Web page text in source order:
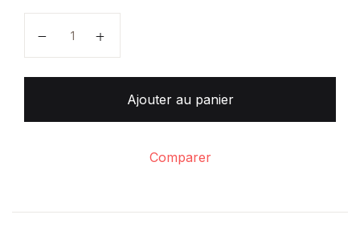
Ajouter au panier
Comparer